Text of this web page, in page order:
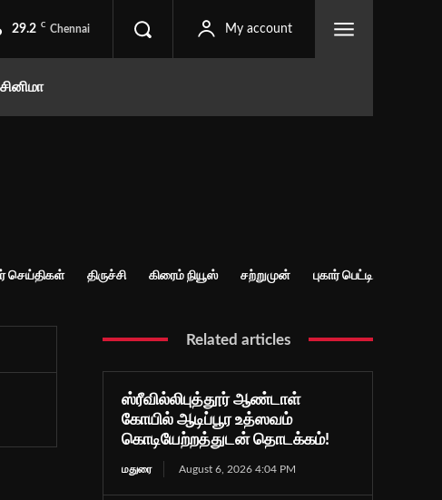
29.2 C Chennai My account
சினிமா
செய்திகள் திருச்சி கிரைம் நியூஸ் சற்றுமுன் புகார் பெட்டி
Related articles
ஸ்ரீவில்லிபுத்தூர் ஆண்டாள்
கோயில் ஆடிப்பூர உத்ஸவம்
கொடியேற்றத்துடன் தொடக்கம்!
மதுரை August 6, 2026 4:04 PM